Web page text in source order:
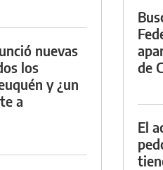
nuevas
los
y ¿un
a
de
El